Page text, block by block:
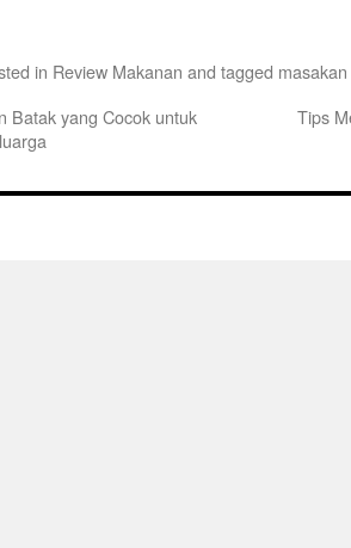
in Review Makanan and tagged
Batak yang Cocok untuk
Tips